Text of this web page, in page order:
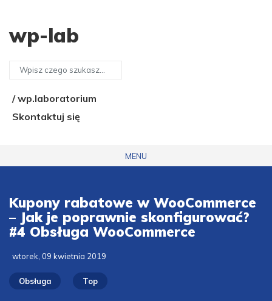
wp-lab
/ wp.laboratorium
Skontaktuj się
MENU
Kupony rabatowe w WooCommerce
– Jak je poprawnie skonfigurować?
#4 Obsługa WooCommerce
wtorek, 09 kwietnia 2019
Obsługa Top